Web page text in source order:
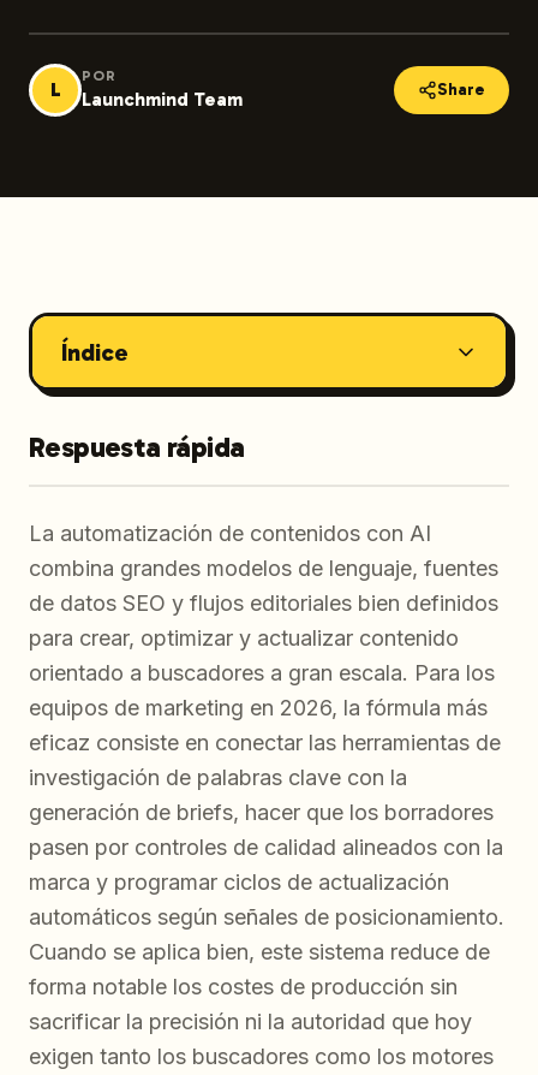
L
POR
Launchmind Team Share
Índice
Respuesta rápida
La automatización de contenidos con AI
combina grandes modelos de lenguaje, fuentes
de datos SEO y flujos editoriales bien definidos
para crear, optimizar y actualizar contenido
orientado a buscadores a gran escala. Para los
equipos de marketing en 2026, la fórmula más
eficaz consiste en conectar las herramientas de
investigación de palabras clave con la
generación de briefs, hacer que los borradores
pasen por controles de calidad alineados con la
marca y programar ciclos de actualización
automáticos según señales de posicionamiento.
Cuando se aplica bien, este sistema reduce de
forma notable los costes de producción sin
sacrificar la precisión ni la autoridad que hoy
exigen tanto los buscadores como los motores